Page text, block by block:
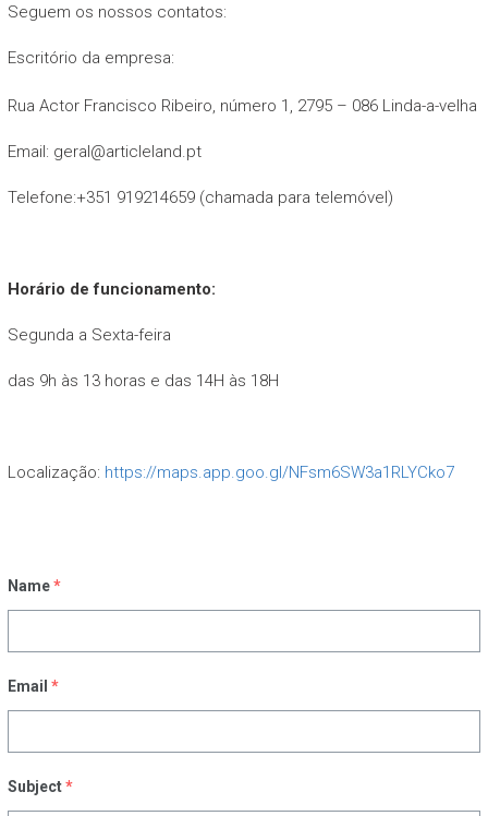
Seguem os nossos contatos:
Escritório da empresa:
Rua Actor Francisco Ribeiro, número 1, 2795 – 086 Linda-a-velha
Email: geral@articleland.pt
Telefone:+351 919214659 (chamada para telemóvel)
Horário de funcionamento:
Segunda a Sexta-feira
das 9h às 13 horas e das 14H às 18H
Localização: https://maps.app.goo.gl/NFsm6SW3a1RLYCko7
Name *
Email *
Subject *